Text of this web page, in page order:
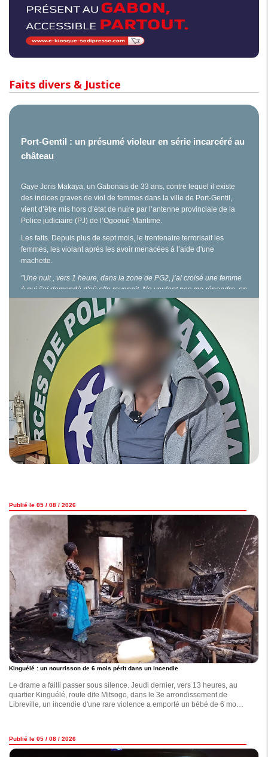
Faits divers & Justice
Port-Gentil : un présumé violeur en série incarcéré au
château
Gaye Joris Makaya, un Gabonais de 33 ans, contre lequel il existe
des indices graves de viol de femmes dans la ville de Port-Gentil,
vient d’être mis hors d’état de nuire par l’antenne provinciale de la
Police judiciaire (PJ) de l’Ogooué-Maritime.
Les faits. Depuis plus de sept mois, le trentenaire terrorisait les
femmes, les violant après les avoir menacées à l’aide d'une
machette.
"Une nuit , vers 1 heure, dans la zone de PG2, j’ai croisé une femme
à qui j’ai demandé d'où elle revenait. Ne voulant pas me répondre, on
s’est chamaillé. Puis, je lui ai demandé de me donner son sac. Face à
son refus, j’ai sorti la machette qui était dissimulée dans mon
pantalon. Une…
Publié le 05 / 08 / 2026
Kinguélé : un nourrisson de 6 mois périt dans un incendie
Le drame a failli passer sous silence. Jeudi dernier, vers 13 heures, au
quartier Kinguélé, route dite Mitsogo, dans le 3e arrondissement de
Libreville, un incendie d'une rare violence a emporté un bébé de 6 mois,
Publié le 05 / 08 / 2026